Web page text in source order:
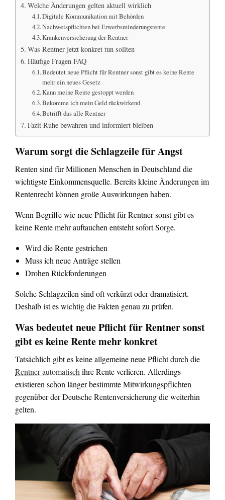
Welche Änderungen gelten aktuell wirklich
Digitale Kommunikation mit Behörden
Nachweispflichten bei Erwerbsminderungsrente
Krankenversicherung der Rentner
Was Rentner jetzt konkret tun sollten
Häufige Fragen FAQ
Bedeutet neue Pflicht für Rentner sonst gibt es keine Rente
mehr ein neues Gesetz
Kann meine Rente gestoppt werden
Bekomme ich mein Geld rückwirkend
Betrifft das alle Rentner
Fazit Ruhe bewahren und informiert bleiben
Warum sorgt die Schlagzeile für Angst
Renten sind für Millionen Menschen in Deutschland die
wichtigste Einkommensquelle. Bereits kleine Änderungen im
Rentenrecht können große Auswirkungen haben.
Wenn Begriffe wie neue Pflicht für Rentner sonst gibt es
keine Rente mehr auftauchen entsteht sofort Sorge.
Wird die Rente gestrichen
Muss ich neue Anträge stellen
Drohen Rückforderungen
Solche Schlagzeilen sind oft verkürzt oder dramatisiert.
Deshalb ist es wichtig die Fakten genau zu prüfen.
Was bedeutet neue Pflicht für Rentner sonst
gibt es keine Rente mehr konkret
Tatsächlich gibt es keine allgemeine neue Pflicht durch die
Rentner automatischihre Rente verlieren. Allerdings
existieren schon länger bestimmte Mitwirkungspflichten
gegenüber der Deutsche Rentenversicherung die weiterhin
gelten.